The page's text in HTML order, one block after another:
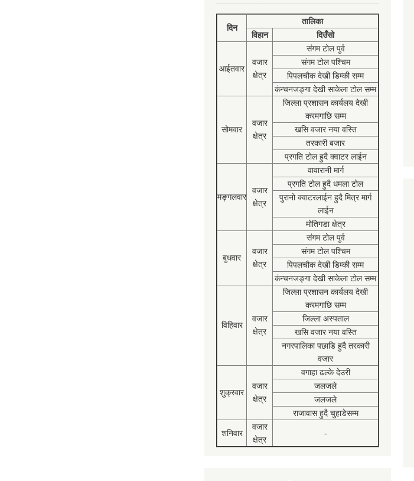
दिन
तालिका
विहान
दिउँसो
आईतवार
वजार
क्षेत्र
संगम टोल पुर्व
संगम टोल पश्चिम
पिपलचौक देखी डिम्की सम्म
कंन्चनजङ्गा देखी साकेला टोल सम्म
सोमवार
वजार
क्षेत्र
जिल्ला प्रशासन कार्यलय देखी
करमगाछि सम्म
खसि वजार नया वस्ति
तरकारी बजार
प्रगति टोल हुदै क्वाटर लाईन
मङ्गलवार
वजार
क्षेत्र
वावारानी मार्ग
प्रगति टोल हुदै धमला टोल
पुरानो क्वाटरलाईन हुदै मित्र मार्ग
लाईन
मोतिगडा क्षेत्र
बुधवार
वजार
क्षेत्र
संगम टोल पुर्व
संगम टोल पश्चिम
पिपलचौक देखी डिम्की सम्म
कंन्चनजङ्गा देखी साकेला टोल सम्म
विहिवार
वजार
क्षेत्र
जिल्ला प्रशासन कार्यलय देखी
करमगाछि सम्म
जिल्ला अस्पताल
खसि वजार नया वस्ति
नगरपालिका पछाडि हुदै तरकारी
वजार
शुक्रवार
वजार
क्षेत्र
वगाहा ढल्के देउरी
जलजले
जलजले
राजावास हुदै चुहाडेसम्म
शनिवार
वजार
क्षेत्र
-